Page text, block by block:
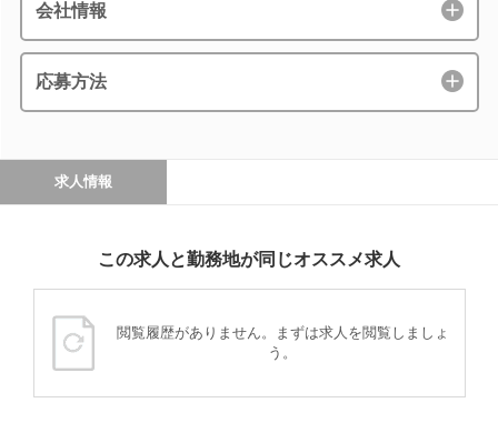
会社情報
応募方法
求人情報
この求人と勤務地が同じオススメ求人
閲覧履歴がありません。まずは求人を閲覧しましょ
う。